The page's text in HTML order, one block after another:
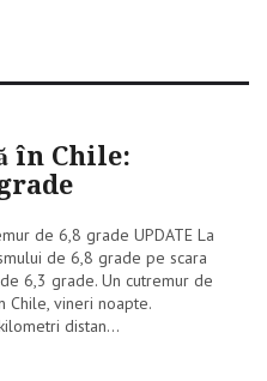
în Chile:
de 6,8 grade UPDATE La
de 6,8 grade pe scara
6,3 grade. Un cutremur de
Chile, vineri noapte.
distan...